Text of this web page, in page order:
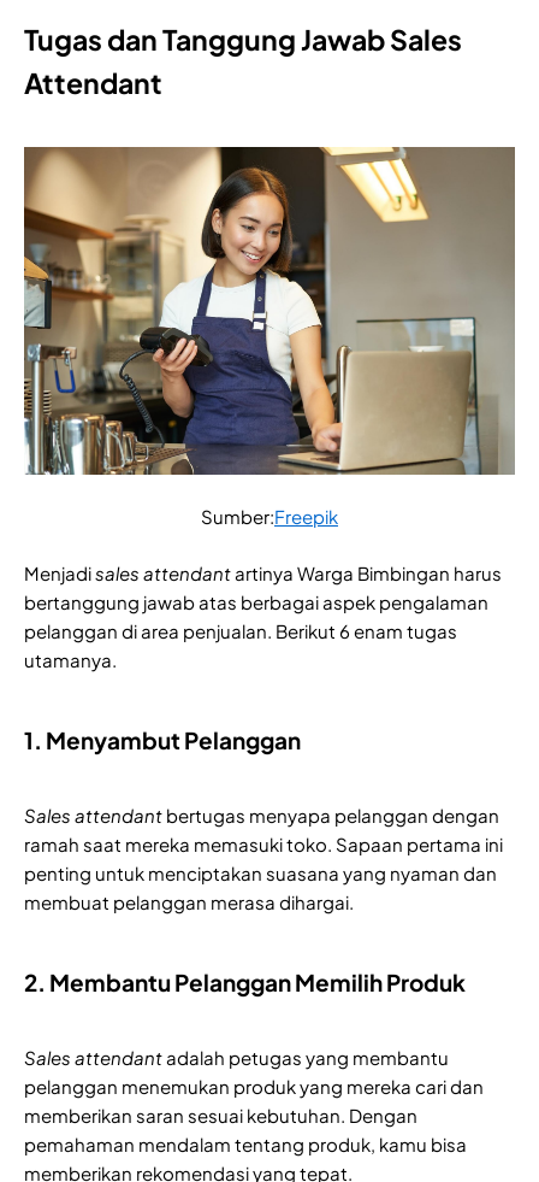
Tugas dan Tanggung Jawab Sales
Attendant
Sumber:Freepik
Menjadisales attendantartinya Warga Bimbingan harus
bertanggung jawab atas berbagai aspek pengalaman
pelanggan di area penjualan. Berikut 6 enam tugas
utamanya.
1. Menyambut Pelanggan
Sales attendant bertugas menyapa pelanggan dengan
ramah saat mereka memasuki toko. Sapaan pertama ini
penting untuk menciptakan suasana yang nyaman dan
membuat pelanggan merasa dihargai.
2. Membantu Pelanggan Memilih Produk
Sales attendantadalah petugas yang membantu
pelanggan menemukan produk yang mereka cari dan
memberikan saran sesuai kebutuhan. Dengan
pemahaman mendalam tentang produk, kamu bisa
memberikan rekomendasi yang tepat.